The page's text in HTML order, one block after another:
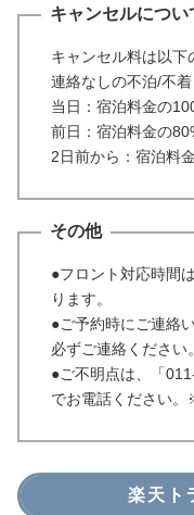
キャンセルについ
キャンセル料は以下
連絡なしの不泊/不
当日：宿泊料金の
前日：宿泊料金の
2日前から：宿泊料
その他
●フロント対応時間
ります。
●ご予約時にご連絡
必ずご連絡ください。
●ご不明点は、「
でお電話ください
楽天ト